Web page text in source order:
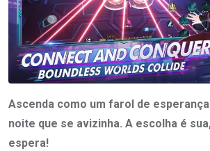
Ascenda como um farol de
noite que se avizinha. A escolha é
espera!